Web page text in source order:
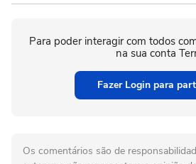
Para poder interagir com todos
na sua conta
Fazer Login para
Os comentários são de